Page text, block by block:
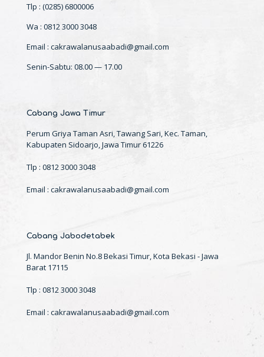
Tlp : (0285) 6800006
Wa : 0812 3000 3048
Email : cakrawalanusaabadi@gmail.com
Senin-Sabtu: 08.00 — 17.00
Cabang Jawa Timur
Perum Griya Taman Asri, Tawang Sari, Kec. Taman,
Kabupaten Sidoarjo, Jawa Timur 61226
Tlp : 0812 3000 3048
Email : cakrawalanusaabadi@gmail.com
Cabang Jabodetabek
Jl. Mandor Benin No.8 Bekasi Timur, Kota Bekasi - Jawa
Barat 17115
Tlp : 0812 3000 3048
Email : cakrawalanusaabadi@gmail.com